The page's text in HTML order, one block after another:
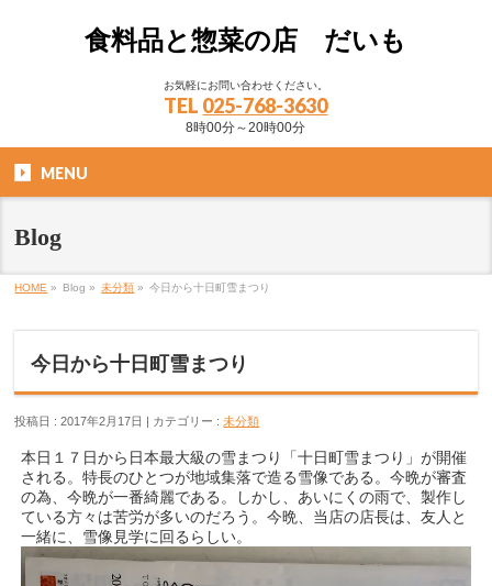
食料品と惣菜の店 だいも
お気軽にお問い合わせください。
TEL 025-768-3630
8時00分～20時00分
MENU
Blog
HOME » Blog » 未分類 » 今日から十日町雪まつり
今日から十日町雪まつり
投稿日 : 2017年2月17日 | カテゴリー :未分類
本日１７日から日本最大級の雪まつり「十日町雪まつり」が開催
される。特長のひとつが地域集落で造る雪像である。今晩が審査
の為、今晩が一番綺麗である。しかし、あいにくの雨で、製作し
ている方々は苦労が多いのだろう。今晩、当店の店長は、友人と
一緒に、雪像見学に回るらしい。